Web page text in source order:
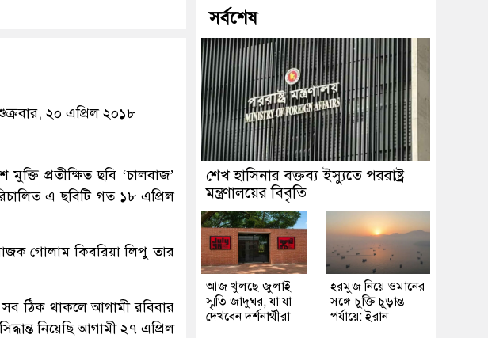
২০ এপ্রিল ২০১৮
প্রতীক্ষিত ছবি ‘চালবাজ’
এ ছবিটি গত ১৮ এপ্রিল
গোলাম কিবরিয়া লিপু তার
সব ঠিক থাকলে আগামী রবিবার
নিয়েছি আগামী ২৭ এপ্রিল
সর্বশেষ
শেখ হাসিনার বক্তব্য ইস্যুতে পররাষ্ট্র
মন্ত্রণালয়ের বিবৃতি
আজ খুলছে জুলাই
স্মৃতি জাদুঘর, যা যা
দেখবেন দর্শনার্থীরা
হরমুজ নিয়ে ওমানের
সঙ্গে চুক্তি চূড়ান্ত
পর্যায়ে: ইরান